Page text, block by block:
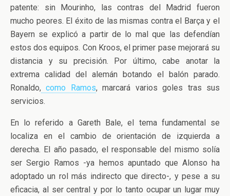
patente: sin Mourinho, las contras del Madrid fueron
mucho peores. El éxito de las mismas contra el Barça y el
Bayern se explicó a partir de lo mal que las defendían
estos dos equipos. Con Kroos, el primer pase mejorará su
distancia y su precisión. Por último, cabe anotar la
extrema calidad del alemán botando el balón parado.
Ronaldo, como Ramos, marcará varios goles tras sus
servicios.
En lo referido a Gareth Bale, el tema fundamental se
localiza en el cambio de orientación de izquierda a
derecha. El año pasado, el responsable del mismo solía
ser Sergio Ramos -ya hemos apuntado que Alonso ha
adoptado un rol más indirecto que directo-, y pese a su
eficacia, al ser central y por lo tanto ocupar un lugar muy